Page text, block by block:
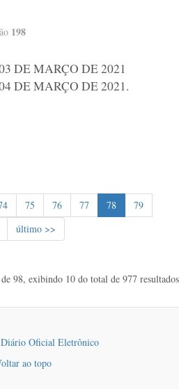
198
DE MARÇO DE 2021
DE MARÇO DE 2021.
75 76 77 78
79
último >>
98, exibindo 10 do total de 977 resultados
Diário Oficial Eletrônico
ao topo